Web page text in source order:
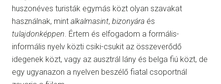
huszonéves turisták egymás közt olyan szavakat
használnak, mint alkalmasint, bizonyára és
tulajdonképpen . Értem és elfogadom a formális-
informális nyelv közti csiki-csukit az összeverődő
idegenek közt, vagy az ausztrál lány és belga fiú közt, de
egy ugyanazon a nyelven beszélő fiatal csoportnál